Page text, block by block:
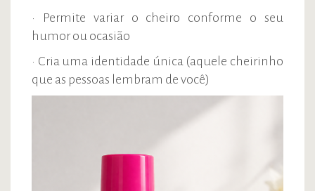
• Permite variar o cheiro conforme o seu
humor ou ocasião
• Cria uma identidade única (aquele cheirinho
que as pessoas lembram de você)